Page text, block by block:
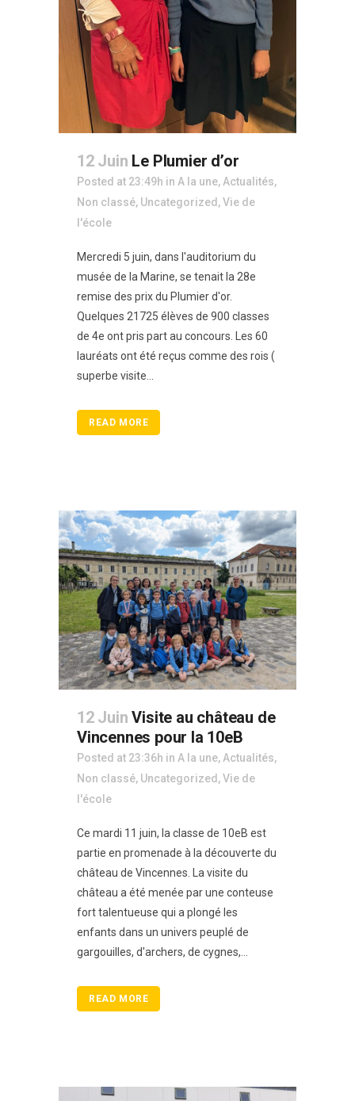
12 Juin Le Plumier d’or
Posted at 23:49h in A la une, Actualités,
Non classé, Uncategorized ,Vie de
l'école
Mercredi 5 juin, dans l'auditorium du
musée de la Marine, se tenait la 28e
remise des prix du Plumier d'or.
Quelques 21725 élèves de 900 classes
de 4e ont pris part au concours. Les 60
lauréats ont été reçus comme des rois (
superbe visite...
READ MORE
12 Juin Visite au château de
Vincennes pour la 10eB
Posted at 23:36h in A la une, Actualités,
Non classé, Uncategorized ,Vie de
l'école
Ce mardi 11 juin, la classe de 10eB est
partie en promenade à la découverte du
château de Vincennes. La visite du
château a été menée par une conteuse
fort talentueuse qui a plongé les
enfants dans un univers peuplé de
gargouilles, d'archers, de cygnes,...
READ MORE